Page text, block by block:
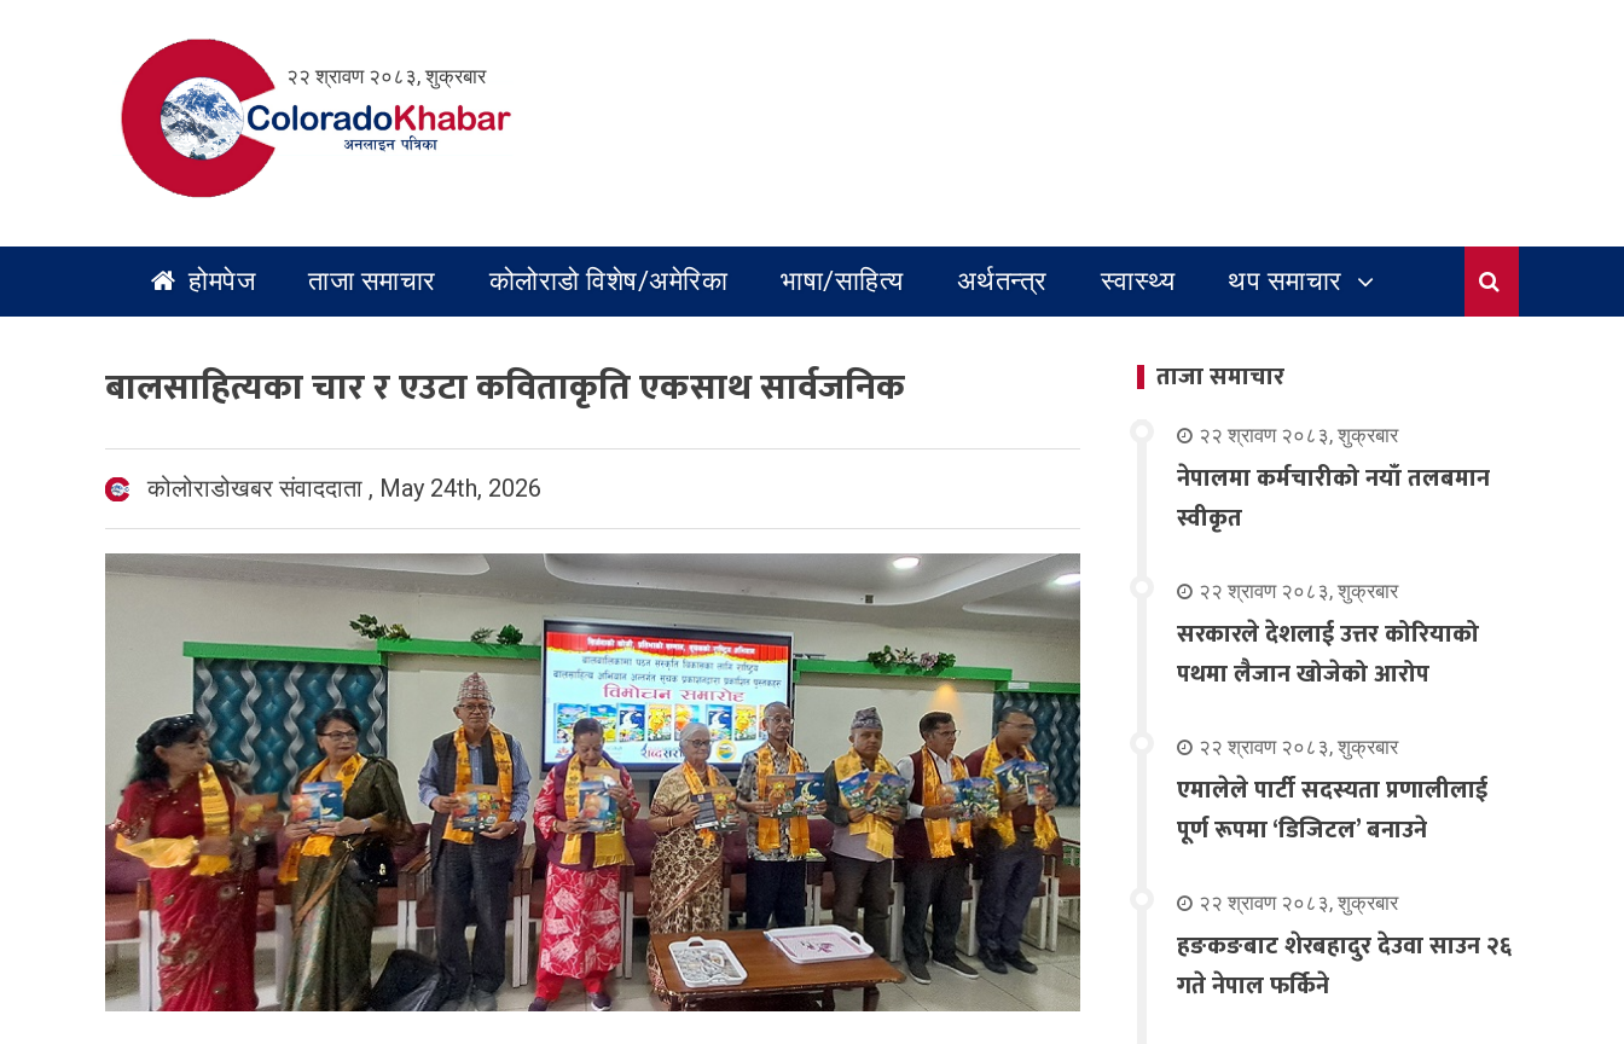
२२ श्रावण २०८३, शुक्रबार
होमपेज ताजा समाचार कोलोराडो विशेष/अमेरिका भाषा/साहित्य अर्थतन्त्र स्वास्थ्य थप समाचार
बालसाहित्यका चार र एउटा कविताकृति एकसाथ सार्वजनिक
कोलोराडोखबर संवाददाता , May 24th, 2026
ताजा समाचार
२२ श्रावण २०८३, शुक्रबार
नेपालमा कर्मचारीको नयाँ तलबमान
स्वीकृत
२२ श्रावण २०८३, शुक्रबार
सरकारले देशलाई उत्तर कोरियाको
पथमा लैजान खोजेको आरोप
२२ श्रावण २०८३, शुक्रबार
एमालेले पार्टी सदस्यता प्रणालीलाई
पूर्ण रूपमा ‘डिजिटल’ बनाउने
२२ श्रावण २०८३, शुक्रबार
हङकङबाट शेरबहादुर देउवा साउन २६
गते नेपाल फर्किने